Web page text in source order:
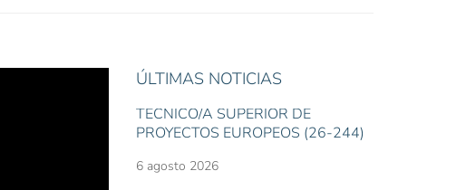
ÚLTIMAS NOTICIAS
TÉCNICO/A SUPERIOR DE
PROYECTOS EUROPEOS (26-244)
6 agosto 2026